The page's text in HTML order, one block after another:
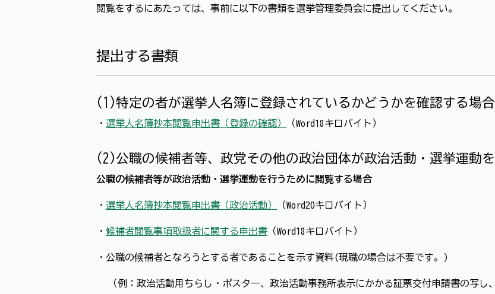
閲覧をするにあたっては、事前に以下の書類を選挙管理委員会に提出してください。
提出する書類
(1)特定の者が選挙人名簿に登録されているかどうかを確認する場合
・ 選挙人名簿抄本閲覧申出書（登録の確認） （Word18キロバイト）
(2)公職の候補者等、政党その他の政治団体が政治活動・選挙運動
公職の候補者等が政治活動・選挙運動を行うために閲覧する場合
・ 選挙人名簿抄本閲覧申出書（政治活動） （Word20キロバイト）
・ 候補者閲覧事項取扱者に関する申出書 （Word18キロバイト）
・公職の候補者となろうとする者であることを示す資料(現職の場合は不要です。)
（例：政治活動用ちらし・ポスター、政治活動事務所表示にかかる証票交付申請書の写